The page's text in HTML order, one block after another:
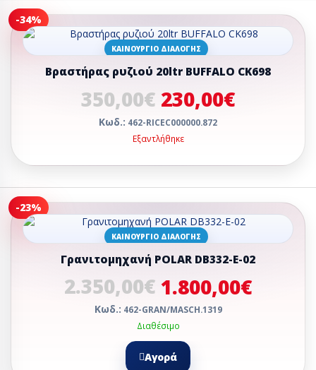
-34%
ΚΑΙΝΟΎΡΓΙΟ ΔΙΑΛΟΓΉΣ
Βραστήρας ρυζιού 20ltr BUFFALO CK698
350,00€ 230,00€
Κωδ.: 462-RICEC000000.872
Εξαντλήθηκε
-23%
ΚΑΙΝΟΎΡΓΙΟ ΔΙΑΛΟΓΉΣ
Γρανιτομηχανή POLAR DB332-E-02
2.350,00€ 1.800,00€
Κωδ.: 462-GRAN/MASCH.1319
Διαθέσιμο
Αγορά